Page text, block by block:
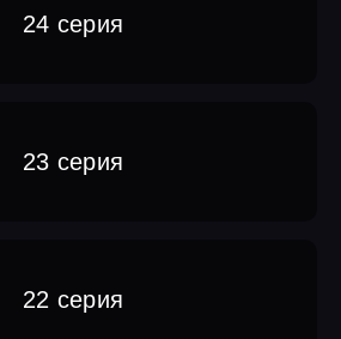
24 серия
23 серия
22 серия